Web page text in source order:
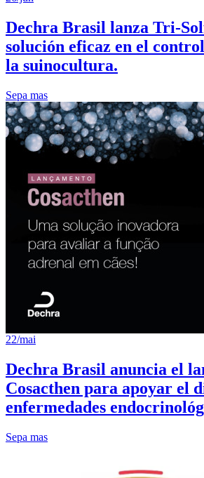
Dechra Brasil lanza Tri-
solución eficaz en el
la suinocultura.
Sepa mas
22/mai
Dechra Brasil anuncia el
Cosacthen para apoyar el
enfermedades
Sepa mas